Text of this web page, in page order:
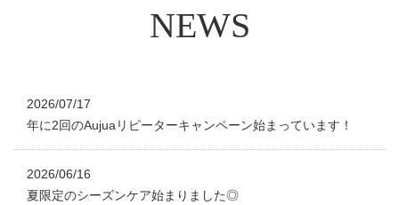
NEWS
2026/07/17
年に2回のAujuaリピーターキャンペーン始まっています！
2026/06/16
夏限定のシーズンケア始まりました◎